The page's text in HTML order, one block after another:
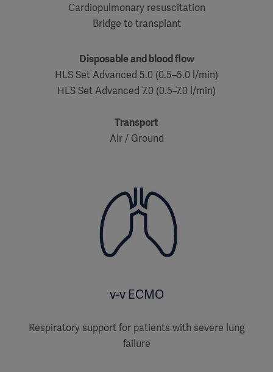
Cardiopulmonary resuscitation
Bridge to transplant
Disposable and blood flow
HLS Set Advanced 5.0 (0.5–5.0 l/min)
HLS Set Advanced 7.0 (0.5–7.0 l/min)
Transport
Air / Ground
v-v ECMO
Respiratory support for patients with severe lung
failure